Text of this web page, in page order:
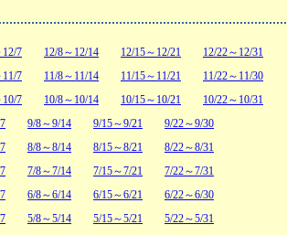
12/7 12/8～12/14 12/15～12/21
12/22～12/31
11/7 11/8～11/14 11/15～11/21
11/22～11/30
10/7 10/8～10/14 10/15～10/21
10/22～10/31
9/8～9/14 9/15～9/21
9/22～9/30
8/8～8/14 8/15～8/21
8/22～8/31
7/8～7/14 7/15～7/21
7/22～7/31
6/8～6/14 6/15～6/21
6/22～6/30
5/8～5/14 5/15～5/21
5/22～5/31